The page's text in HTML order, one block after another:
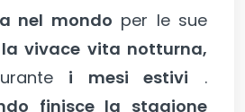
nel mondo per le sue
vivace vita notturna,
i mesi estivi .
finisce la stagione